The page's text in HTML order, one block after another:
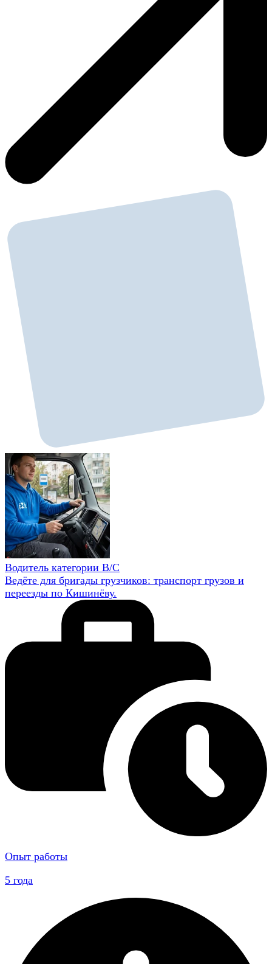
Водитель категории B/C
Ведёте для бригады грузчиков: транспорт грузов и
переезды по Кишинёву.
Опыт работы
5 года